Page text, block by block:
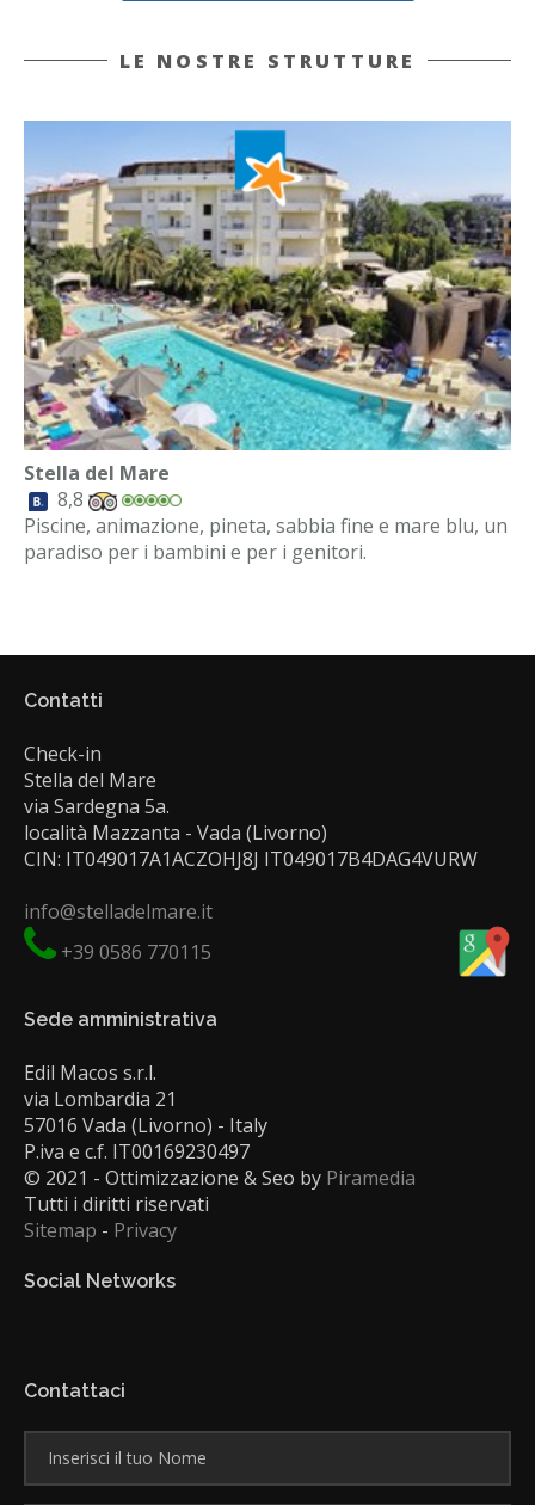
LE NOSTRE STRUTTURE
Stella del Mare
8,8
Piscine, animazione, pineta, sabbia fine e mare blu, un
paradiso per i bambini e per i genitori.
Contatti
Check-in
Stella del Mare
via Sardegna 5a.
località Mazzanta - Vada (Livorno)
CIN: IT049017A1ACZOHJ8J IT049017B4DAG4VURW
info@stelladelmare.it
+39 0586 770115
Sede amministrativa
Edil Macos s.r.l.
via Lombardia 21
57016 Vada (Livorno) - Italy
P.iva e c.f. IT00169230497
© 2021 - Ottimizzazione & Seo by Piramedia
Tutti i diritti riservati
Sitemap - Privacy
Social Networks
Contattaci